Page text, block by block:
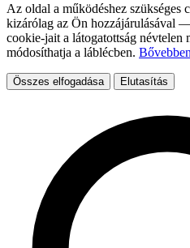
Az oldal a működéshez
kizárólag az Ön hozzájárulásával
cookie-jait a látogatottság névtelen
módosíthatja a láblécben.
Összes elfogadása Elutasítás